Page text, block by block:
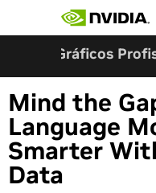
Gráficos
Mind the
Language
Smarter
Data